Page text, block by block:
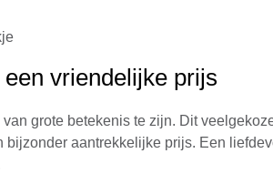
vriendelijke prijs
grote betekenis te zijn. Dit
aantrekkelijke prijs. Een